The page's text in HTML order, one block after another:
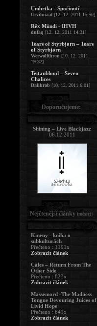
Umbrtka - Spočinutí
Urvihnaat [12. 12. 2011 15:50]
Rêx Mündi - IHVH
dufaq [12. 12. 2011 14:31]
Tears of Styrbjørn – Tears
of Styrbjørn
Werwolfthron [10. 12. 2011
19:32]
Teitanblood – Seven
Chalices
Dalihrob [10. 12. 2011 6:01]
Doporučujeme:
Shining – Live Blackjazz
06.12.2011
Nejčtenější články (měsíc):
Kmeny - kniha o
subkulturách
Přečteno : 1191x
Zobrazit článek
Cales – Return From The
Other Side
Přečteno : 823x
Zobrazit článek
Massemord -The Madness
Tongue Devouring Juices of
Livid Hope
Přečteno : 641x
Zobrazit článek